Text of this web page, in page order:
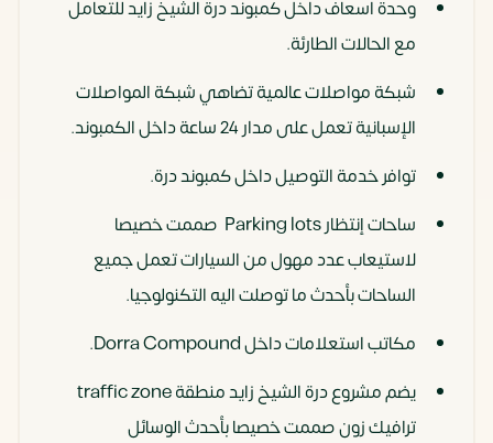
وحدة اسعاف داخل كمبوند درة الشيخ زايد للتعامل
مع الحالات الطارئة.
شبكة مواصلات عالمية تضاهي شبكة المواصلات
الإسبانية تعمل على مدار 24 ساعة داخل الكمبوند.
توافر خدمة التوصيل داخل كمبوند درة.
ساحات إنتظار Parking lots صممت خصيصا
لاستيعاب عدد مهول من السيارات تعمل جميع
الساحات بأحدث ما توصلت اليه التكنولوجيا.
مكاتب استعلامات داخل Dorra Compound.
يضم مشروع درة الشيخ زايد منطقة traffic zone
ترافيك زون صممت خصيصا بأحدث الوسائل